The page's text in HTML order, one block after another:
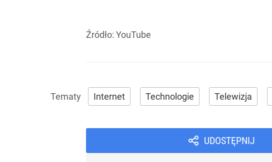
Źródło: YouTube
Internet Technologie Telewizja
UDOSTĘPNIJ